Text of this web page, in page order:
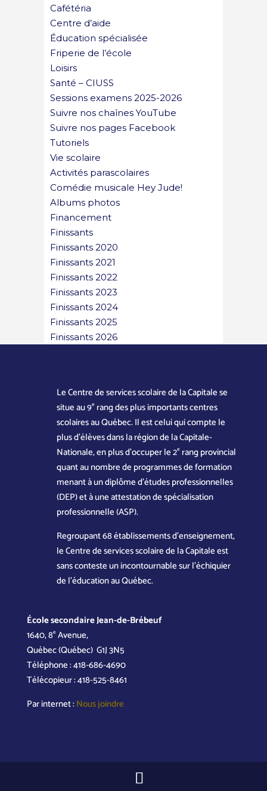
Cafétéria
Centre d’aide
Éducation spécialisée
Friperie de l’école
Loisirs
Santé – CIUSS
Sessions examens 2025-2026
Suivre nos chaînes YouTube
Suivre nos pages Facebook
Tutoriels
Vie scolaire
Activités parascolaires
Comédie musicale Hey Jude!
Albums photos
Financement
Finissants
Finissants 2020
Finissants 2021
Finissants 2022
Finissants 2023
Finissants 2024
Finissants 2025
Finissants 2026
Le Centre de services scolaire de la Capitale se
situe au 9erang des plus importants centres
scolaires au Québec. Il est celui qui compte le
plus d’élèves dans la région de la Capitale-
Nationale, en plus d’occuper le 2erang provincial
quant au nombre de programmes de formation
menant à un diplôme d’études professionnelles
(DEP) et à une attestation de spécialisation
professionnelle (ASP).
Regroupant 68 établissements d’enseignement,
le Centre de services scolaire de la Capitale est
sans conteste un incontournable sur l’échiquier
de l’éducation au Québec.
École secondaire Jean-de-Brébeuf
1640, 8eAvenue,
Québec (Québec) G1J 3N5
Téléphone : 418-686-4690
Télécopieur : 418-525-8461
Par internet :Nous joindre